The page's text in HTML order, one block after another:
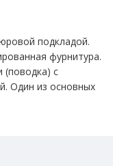
подкладой.
фурнитура.
(поводка) с
Один из основных